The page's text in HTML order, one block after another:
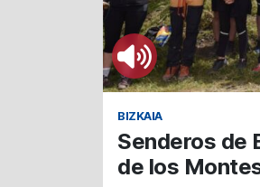
BIZKAIA
Senderos de
de los